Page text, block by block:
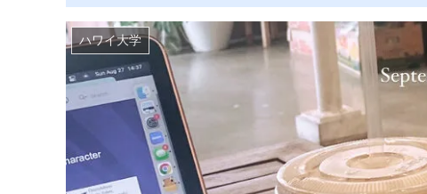
ハワイ大学